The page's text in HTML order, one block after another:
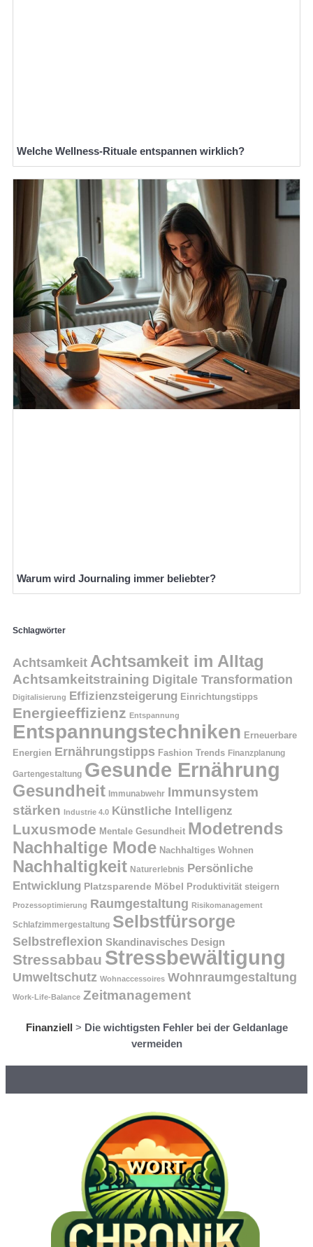
Welche Wellness-Rituale entspannen wirklich?
Warum wird Journaling immer beliebter?
Schlagwörter
Achtsamkeit Achtsamkeit im Alltag
Achtsamkeitstraining Digitale Transformation
Digitalisierung Effizienzsteigerung Einrichtungstipps
Energieeffizienz Entspannung
Entspannungstechniken Erneuerbare
Energien Ernährungstipps Fashion Trends Finanzplanung
Gartengestaltung Gesunde Ernährung
Gesundheit Immunabwehr Immunsystem
stärken
Industrie 4.0 Künstliche Intelligenz
Luxusmode Mentale Gesundheit Modetrends
Nachhaltige Mode Nachhaltiges Wohnen
Nachhaltigkeit Naturerlebnis Persönliche
Entwicklung Platzsparende Möbel Produktivität steigern
Prozessoptimierung Raumgestaltung Risikomanagement
Schlafzimmergestaltung Selbstfürsorge
Selbstreflexion Skandinavisches Design
Stressabbau Stressbewältigung
Umweltschutz Wohnaccessoires Wohnraumgestaltung
Work-Life-Balance Zeitmanagement
Finanziell > Die wichtigsten Fehler bei der Geldanlage
vermeiden